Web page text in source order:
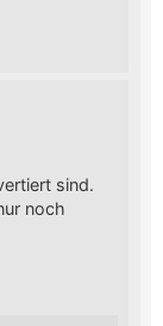
sind.
noch